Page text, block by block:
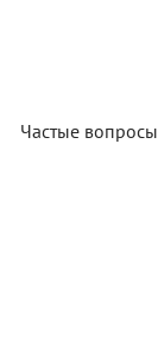
Частые вопросы